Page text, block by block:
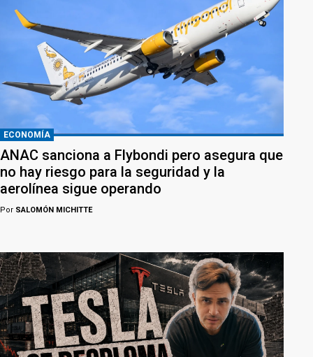
ECONOMÍA
ANAC sanciona a Flybondi pero asegura que
no hay riesgo para la seguridad y la
aerolínea sigue operando
Por SALOMÓN MICHITTE